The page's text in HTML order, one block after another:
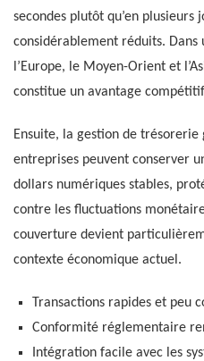
secondes plutôt qu’en plusieurs
considérablement réduits. Dans
l’Europe, le Moyen-Orient et
constitue un avantage
Ensuite, la gestion de trésorerie
entreprises peuvent conserver
dollars numériques stables,
contre les fluctuations
couverture devient
contexte économique actuel.
Transactions rapides et peu
Conformité réglementaire
Intégration facile avec les